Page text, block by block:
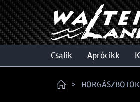
csalik aprócikk
HORGÁSZBOTOK